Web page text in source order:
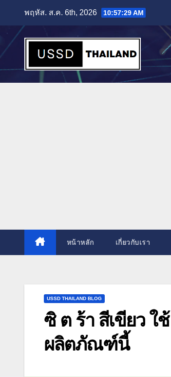
content
พฤหัส. ส.ค. 6th, 2026 10:57:30 AM
หน้าหลัก เกี่ยวกับเรา
USSD THAILAND BLOG
ซิ ต ร้า สีเขียว
ผลิตภัณฑ์นี้